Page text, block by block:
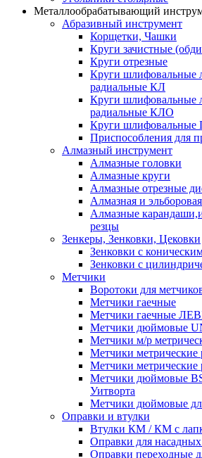
Металлообрабатывающий
Абразивный инструмент
Корщетки, Чашки
Круги зачистные
Круги отрезные
Круги шлифовальные
радиальные КЛ
Круги шлифовальные
радиальные КЛО
Круги шлифовальные
Приспособления для
Алмазный инструмент
Алмазные головки
Алмазные круги
Алмазные отрезные
Алмазная и
Алмазные
резцы
Зенкеры, Зенковки, Цековки
Зенковки с
Зенковки с
Метчики
Воротоки для
Метчики гаечные
Метчики гаечные
Метчики дюймовые
Метчики м/р
Метчики метрические
Метчики метрические
Метчики дюймовые
Уитворта
Метчики дюймовые
Оправки и втулки
Втулки КМ / КМ с
Оправки для насадных
Оправки переходные